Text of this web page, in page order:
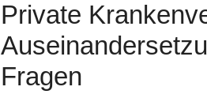
Private
Fragen